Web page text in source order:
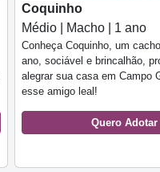
Coquinho
Médio | Macho | 1 ano
Conheça Coquinho, um
ano, sociável e brincalhão,
alegrar sua casa em Campo
esse amigo leal!
Quero Adotar